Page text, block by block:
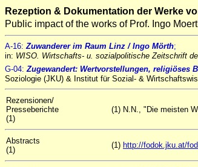
Rezeption & Dokumentation der Werke
Public impact of the works of Prof. Ingo
A-16: Zuwanderer im Raum Linz / Ingo Mörth;
in: WISO. Wirtschafts- u. sozialpolitische Zeitschrift
G-04:Zugewandert: Wertvorstellungen, religiöses
Soziologie (JKU) & Institut für Sozial- &
Rezensionen/
Presseberichte
(1)
(1) N.N., "Die meisten
Abstracts
(1)
(1) http://fodok.jku.at/